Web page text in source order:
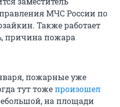
МЧС России по
Также работает
причина пожара
пожарные уже
тут тожепроизошел
на площади